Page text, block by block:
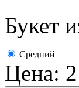
Букет
Средний
Цена: